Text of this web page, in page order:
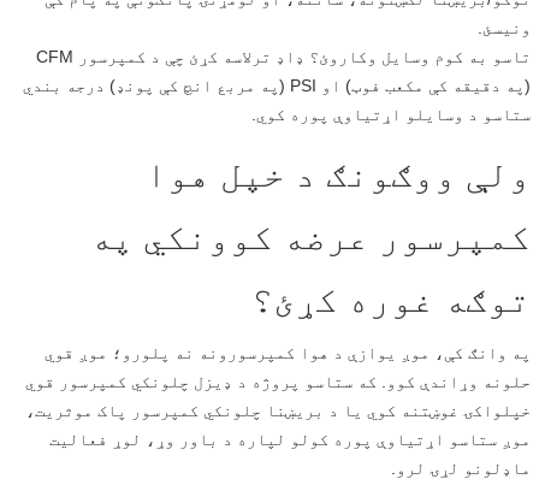
ونیسئ.
تاسو به کوم وسایل وکاروئ؟ ډاډ ترلاسه کړئ چې د کمپرسور CFM
(په دقیقه کې مکعب فوټ) او PSI (په مربع انچ کې پونډ) درجه بندي
ستاسو د وسایلو اړتیاوې پوره کوي.
ولې ووګونګ د خپل هوا
کمپرسور عرضه کوونکي په
توګه غوره کړئ؟
په وانګ کې، موږ یوازې د هوا کمپرسورونه نه پلورو؛ موږ قوي
حلونه وړاندې کوو. که ستاسو پروژه د ډیزل چلونکي کمپرسور قوي
خپلواکۍ غوښتنه کوي یا د بریښنا چلونکي کمپرسور پاک موثریت،
موږ ستاسو اړتیاوې پوره کولو لپاره د باور وړ، لوړ فعالیت
ماډلونو لړۍ لرو.